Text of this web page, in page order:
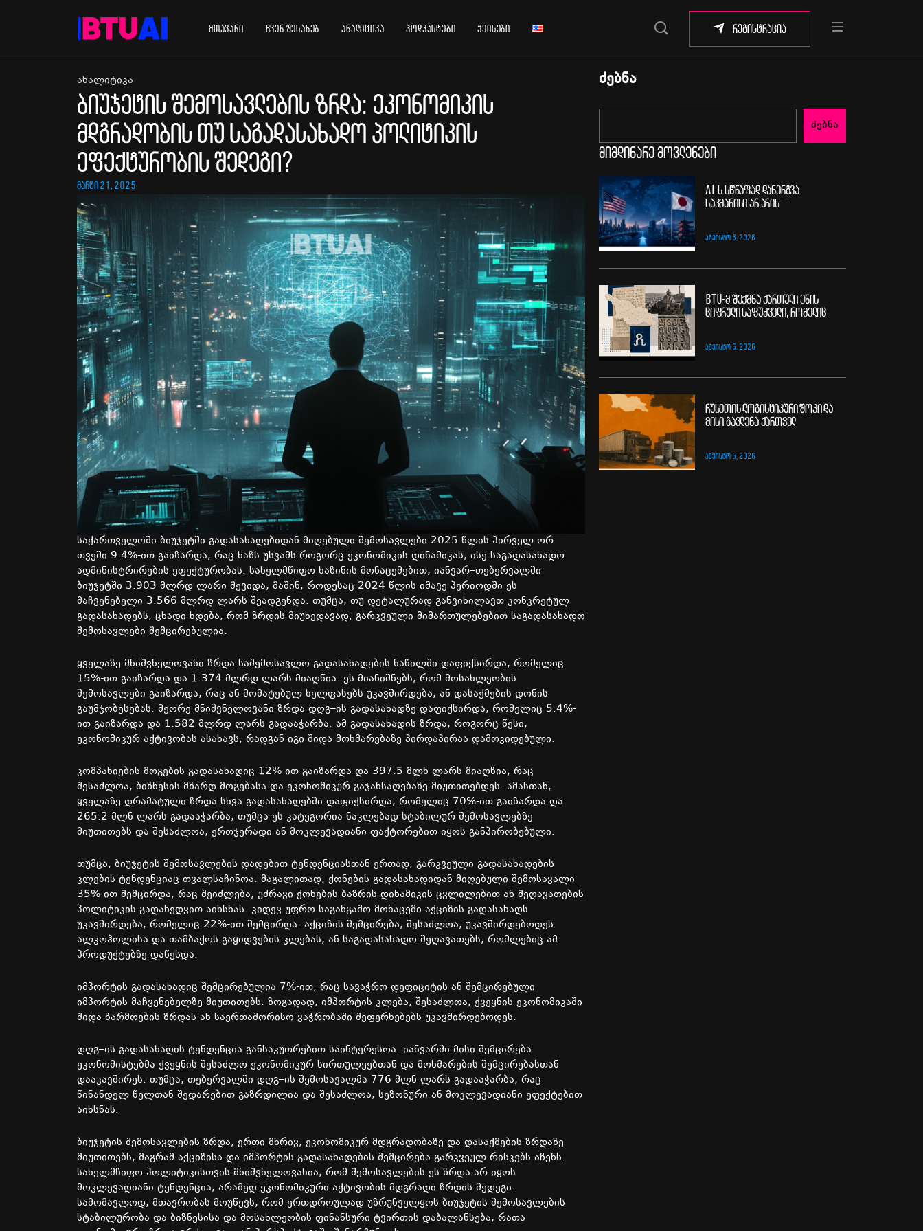
მთავარი ჩვენ შესახებ ანალიტიკა პოდკასტები ქეისები რეგისტრაცია
ანალიტიკა
ბიუჯეტის შემოსავლების ზრდა: ეკონომიკის
მდგრადობის თუ საგადასახადო პოლიტიკის
ეფექტურობის შედეგი?
მარტი 21, 2025
საქართველოში ბიუჯეტში გადასახადებიდან მიღებული შემოსავლები 2025 წლის პირველ ორ
თვეში 9.4%-ით გაიზარდა, რაც ხაზს უსვამს როგორც ეკონომიკის დინამიკას, ისე საგადასახადო
ადმინისტრირების ეფექტურობას. სახელმწიფო ხაზინის მონაცემებით, იანვარ–თებერვალში
ბიუჯეტში 3.903 მლრდ ლარი შევიდა, მაშინ, როდესაც 2024 წლის იმავე პერიოდში ეს
მაჩვენებელი 3.566 მლრდ ლარს შეადგენდა. თუმცა, თუ დეტალურად განვიხილავთ კონკრეტულ
გადასახადებს, ცხადი ხდება, რომ ზრდის მიუხედავად, გარკვეული მიმართულებებით საგადასახადო
შემოსავლები შემცირებულია.
ყველაზე მნიშვნელოვანი ზრდა საშემოსავლო გადასახადების ნაწილში დაფიქსირდა, რომელიც
15%-ით გაიზარდა და 1.374 მლრდ ლარს მიაღწია. ეს მიანიშნებს, რომ მოსახლეობის
შემოსავლები გაიზარდა, რაც ან მომატებულ ხელფასებს უკავშირდება, ან დასაქმების დონის
გაუმჯობესებას. მეორე მნიშვნელოვანი ზრდა დღგ–ის გადასახადზე დაფიქსირდა, რომელიც 5.4%-
ით გაიზარდა და 1.582 მლრდ ლარს გადააჭარბა. ამ გადასახადის ზრდა, როგორც წესი,
ეკონომიკურ აქტივობას ასახავს, რადგან იგი შიდა მოხმარებაზე პირდაპირაა დამოკიდებული.
კომპანიების მოგების გადასახადიც 12%-ით გაიზარდა და 397.5 მლნ ლარს მიაღწია, რაც
შესაძლოა, ბიზნესის მზარდ მოგებასა და ეკონომიკურ გაჯანსაღებაზე მიუთითებდეს. ამასთან,
ყველაზე დრამატული ზრდა სხვა გადასახადებში დაფიქსირდა, რომელიც 70%-ით გაიზარდა და
265.2 მლნ ლარს გადააჭარბა, თუმცა ეს კატეგორია ნაკლებად სტაბილურ შემოსავლებზე
მიუთითებს და შესაძლოა, ერთჯერადი ან მოკლევადიანი ფაქტორებით იყოს განპირობებული.
თუმცა, ბიუჯეტის შემოსავლების დადებით ტენდენციასთან ერთად, გარკვეული გადასახადების
კლების ტენდენციაც თვალსაჩინოა. მაგალითად, ქონების გადასახადიდან მიღებული შემოსავალი
35%-ით შემცირდა, რაც შეიძლება, უძრავი ქონების ბაზრის დინამიკის ცვლილებით ან შეღავათების
პოლიტიკის გადახედვით აიხსნას. კიდევ უფრო საგანგაშო მონაცემი აქციზის გადასახადს
უკავშირდება, რომელიც 22%-ით შემცირდა. აქციზის შემცირება, შესაძლოა, უკავშირდებოდეს
ალკოჰოლისა და თამბაქოს გაყიდვების კლებას, ან საგადასახადო შეღავათებს, რომლებიც ამ
პროდუქტებზე დაწესდა.
იმპორტის გადასახადიც შემცირებულია 7%-ით, რაც სავაჭრო დეფიციტის ან შემცირებული
იმპორტის მაჩვენებელზე მიუთითებს. ზოგადად, იმპორტის კლება, შესაძლოა, ქვეყნის ეკონომიკაში
შიდა წარმოების ზრდას ან საერთაშორისო ვაჭრობაში შეფერხებებს უკავშირდებოდეს.
დღგ–ის გადასახადის ტენდენცია განსაკუთრებით საინტერესოა. იანვარში მისი შემცირება
ეკონომისტებმა ქვეყნის შესაძლო ეკონომიკურ სირთულეებთან და მოხმარების შემცირებასთან
დააკავშირეს. თუმცა, თებერვალში დღგ–ის შემოსავალმა 776 მლნ ლარს გადააჭარბა, რაც
წინანდელ წელთან შედარებით გაზრდილია და შესაძლოა, სეზონური ან მოკლევადიანი ეფექტებით
აიხსნას.
ბიუჯეტის შემოსავლების ზრდა, ერთი მხრივ, ეკონომიკურ მდგრადობაზე და დასაქმების ზრდაზე
მიუთითებს, მაგრამ აქციზისა და იმპორტის გადასახადების შემცირება გარკვეულ რისკებს აჩენს.
სახელმწიფო პოლიტიკისთვის მნიშვნელოვანია, რომ შემოსავლების ეს ზრდა არ იყოს
მოკლევადიანი ტენდენცია, არამედ ეკონომიკური აქტივობის მდგრადი ზრდის შედეგი.
სამომავლოდ, მთავრობას მოუწევს, რომ ერთდროულად უზრუნველყოს ბიუჯეტის შემოსავლების
სტაბილურობა და ბიზნესისა და მოსახლეობის ფინანსური ტვირთის დაბალანსება, რათა
ძებნა
ძებნა
მიმდინარე მოვლენები
AI-ს სწრაფად დანერგვა
საკმარისი არ არის –
ᲐᲒᲕᲘᲡᲢᲝ 6, 2026
BTU-მ შექმნა ქართული ენის
ციფრული საფუძველი, რომელიც
ᲐᲒᲕᲘᲡᲢᲝ 6, 2026
რუსეთის ლოგისტიკური შოკი და
მისი გავლენა ქართველ
ᲐᲒᲕᲘᲡᲢᲝ 5, 2026